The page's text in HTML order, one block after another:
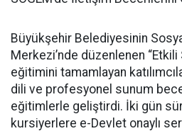
Büyükşehir Belediyesinin
Merkezi’nde düzenlenen
eğitimini tamamlayan
dili ve profesyonel sunum
eğitimlerle geliştirdi. İki gün
kursiyerlere e-Devlet onaylı